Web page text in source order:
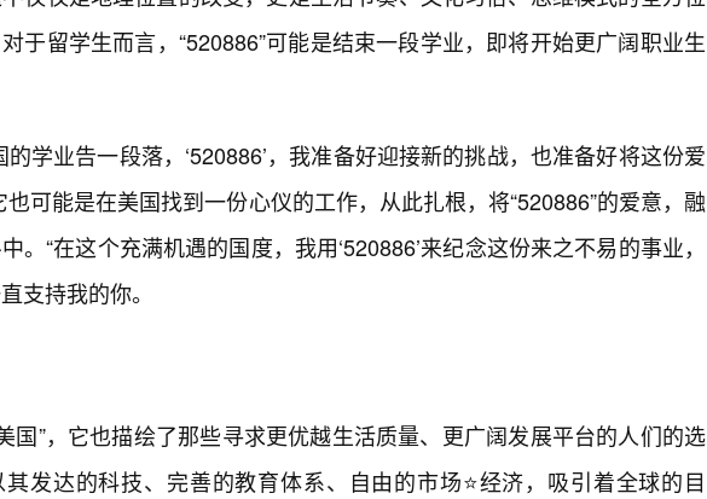
于留学生而言，“520886”可能是结束一段学业，即将开始更广阔职业生
的学业告一段落，‘520886’，我准备好迎接新的挑战，也准备好将这份爱
也可能是在美国找到一份心仪的工作，从此扎根，将“520886”的爱意，融
。“在这个充满机遇的国度，我用‘520886’来纪念这份来之不易的事业，
支持我的你。
国”，它也描绘了那些寻求更优越生活质量、更广阔发展平台的人们的选
发达的科技、完善的教育体系、自由的市场⭐经济，吸引着全球的目